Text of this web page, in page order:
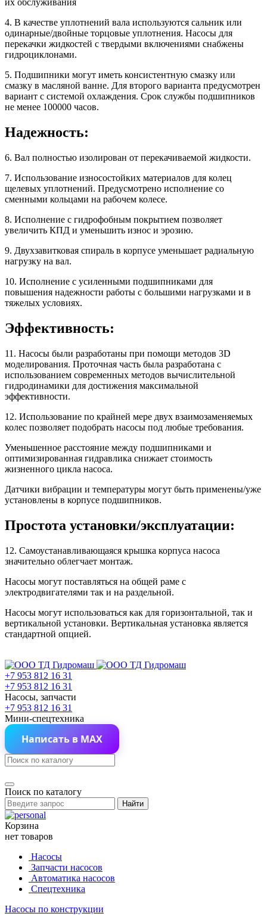
их обслуживания
4. В качестве уплотнений вала используются сальник или
одинарные/двойные торцовые уплотнения. Насосы для
перекачки жидкостей с твердыми включениями снабжены
гидроциклонами.
5. Подшипники могут иметь консистентную смазку или
смазку в масляной ванне. Для второго варианта предусмотрен
вариант с системой охлаждения. Срок службы подшипников
не менее 100000 часов.
Надежность:
6. Вал полностью изолирован от перекачиваемой жидкости.
7. Использование износостойких материалов для колец
щелевых уплотнений. Предусмотрено исполнение со
сменными кольцами на рабочем колесе.
8. Исполнение с гидрофобным покрытием позволяет
увеличить КПД и уменьшить износ и эрозию.
9. Двухзавитковая спираль в корпусе уменьшает радиальную
нагрузку на вал.
10. Исполнение с усиленными подшипниками для
повышения надежности работы с большими нагрузками и в
тяжелых условиях.
Эффективность:
11. Насосы были разработаны при помощи методов 3D
моделирования. Проточная часть была разработана с
использованием современных методов вычислительной
гидродинамики для достижения максимальной
эффективности.
12. Использование по крайней мере двух взаимозаменяемых
колес позволяет подобрать насосы под любые требования.
Уменьшенное расстояние между подшипниками и
оптимизированная гидравлика снижает стоимость
жизненного цикла насоса.
Датчики вибрации и температуры могут быть применены/уже
установлены в корпусе подшипников.
Простота установки/эксплуатации:
12. Самоустанавливающаяся крышка корпуса насоса
значительно облегчает монтаж.
Насосы могут поставляться на общей раме с
электродвигателями так и на раздельной.
Насосы могут использоваться как для горизонтальной, так и
вертикальной установки. Вертикальная установка является
стандартной опцией.
+7 953 812 16 31
+7 953 812 16 31
Насосы, запчасти
+7 953 812 16 31
Мини-спецтехника
Написать в MAX
Поиск по каталогу
Найти
Корзина
нет товаров
Насосы
Запчасти насосов
Автоматика насосов
Спецтехника
Насосы по конструкции